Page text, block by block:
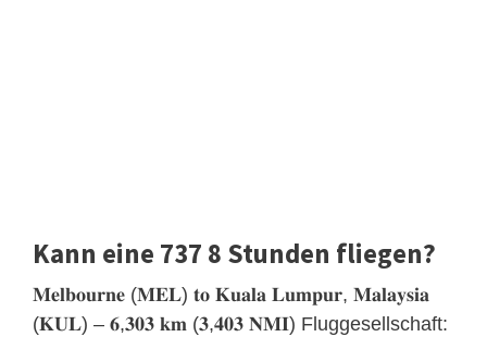
Kann eine 737 8 Stunden fliegen?
𝐌𝐞𝐥𝐛𝐨𝐮𝐫𝐧𝐞 (𝐌𝐄𝐋) 𝐭𝐨 𝐊𝐮𝐚𝐥𝐚 𝐋𝐮𝐦𝐩𝐮𝐫, 𝐌𝐚𝐥𝐚𝐲𝐬𝐢𝐚
(𝐊𝐔𝐋) – 𝟔,𝟑𝟎𝟑 𝐤𝐦 (𝟑,𝟒𝟎𝟑 𝐍𝐌𝐈) Fluggesellschaft: